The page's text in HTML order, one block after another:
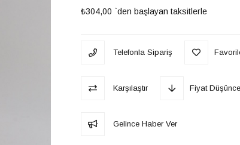
₺304,00 `den başlayan taksitlerle
Telefonla Sipariş
Karşılaştır Fiyat
Gelince Haber Ver